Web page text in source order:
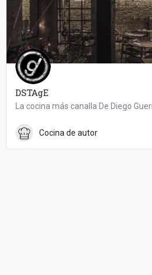
DSTAgE
La cocina más canalla De Diego
Cocina de autor